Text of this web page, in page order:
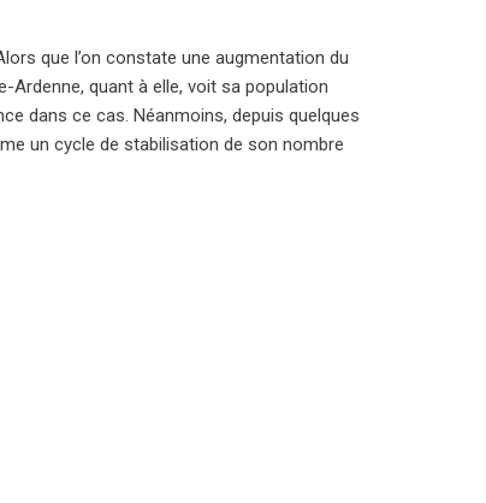
que l’on constate une augmentation du
Ardenne, quant à elle, voit sa population
dans ce cas. Néanmoins, depuis quelques
un cycle de stabilisation de son nombre